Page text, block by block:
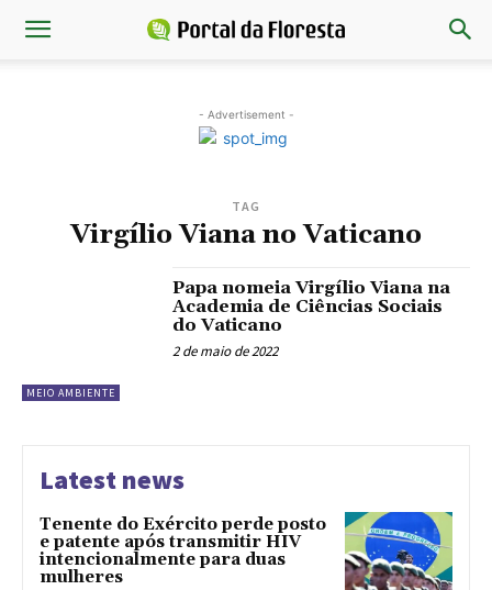
- Advertisement -
TAG
Virgílio Viana no Vaticano
MEIO AMBIENTE
Papa nomeia Virgílio Viana na
Academia de Ciências Sociais
do Vaticano
2 de maio de 2022
Latest news
Tenente do Exército perde posto
e patente após transmitir HIV
intencionalmente para duas
mulheres